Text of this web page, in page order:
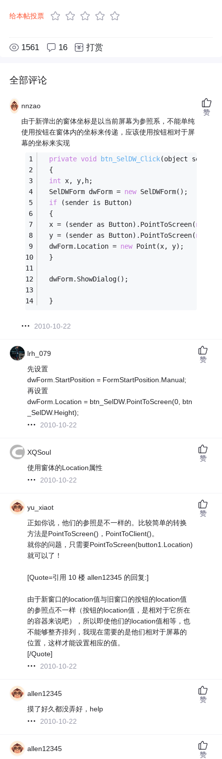
给本帖投票
1561 16 打赏
全部评论
nnzao
由于新弹出的窗体坐标是以当前屏幕为参照系，不能单纯
使用按钮在窗体内的坐标来传递，应该使用按钮相对于屏
幕的坐标来实现
private void btn_SelDW_Click(object sender,
  {
int x, y,h;
  SelDWForm dwForm =
new SelDWForm();
if (sender is Button)
  {
  x = (sender as Button).PointToScreen(
new
  y = (sender as Button).PointToScreen(
new
  dwForm.Location =
new Point(x, y);
  }
  dwForm.ShowDialog();
  }
2010-10-22
赞
lrh_079
先设置
dwForm.StartPosition = FormStartPosition.Manual;
再设置
dwForm.Location = btn_SelDW.PointToScreen(0, btn
_SelDW.Height);
2010-10-22
赞
XQSoul
使用窗体的Location属性
2010-10-22
赞
yu_xiaot
正如你说，他们的参照是不一样的。比较简单的转换
方法是PointToScreen()，PointToClient()。
就你的问题，只需要PointToScreen(button1.Location)
就可以了！
[Quote=引用 10 楼 allen12345 的回复:]
由于新窗口的location值与旧窗口的按钮的location值
的参照点不一样（按钮的location值，是相对于它所在
的容器来说吧），所以即使他们的location值相等，也
不能够整齐排列，我现在需要的是他们相对于屏幕的
位置，这样才能设置相应的值。
[/Quote]
2010-10-22
赞
allen12345
摸了好久都没弄好，help
2010-10-22
赞
allen12345
赞